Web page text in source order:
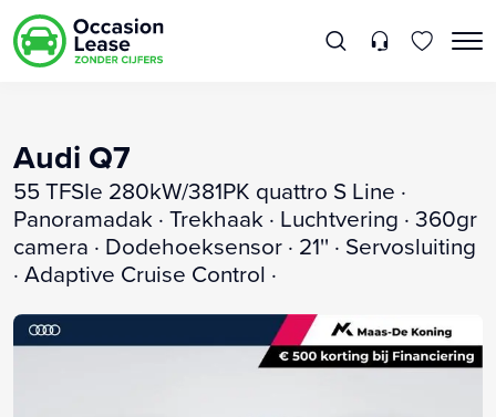
Audi Q7
55 TFSIe 280kW/381PK quattro S Line ·
Panoramadak · Trekhaak · Luchtvering · 360gr
camera · Dodehoeksensor · 21'' · Servosluiting
· Adaptive Cruise Control ·